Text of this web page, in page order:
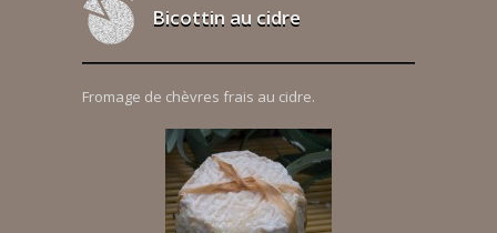
Bicottin au cidre
Fromage de chèvres frais au cidre.